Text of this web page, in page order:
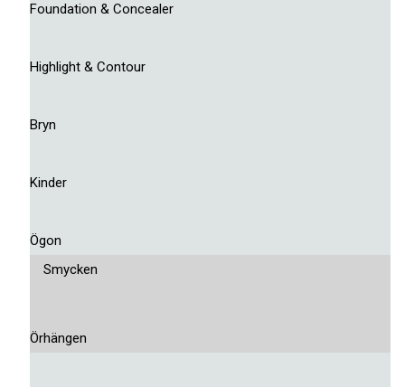
Foundation & Concealer
Highlight & Contour
Bryn
Kinder
Ögon
Smycken
Örhängen